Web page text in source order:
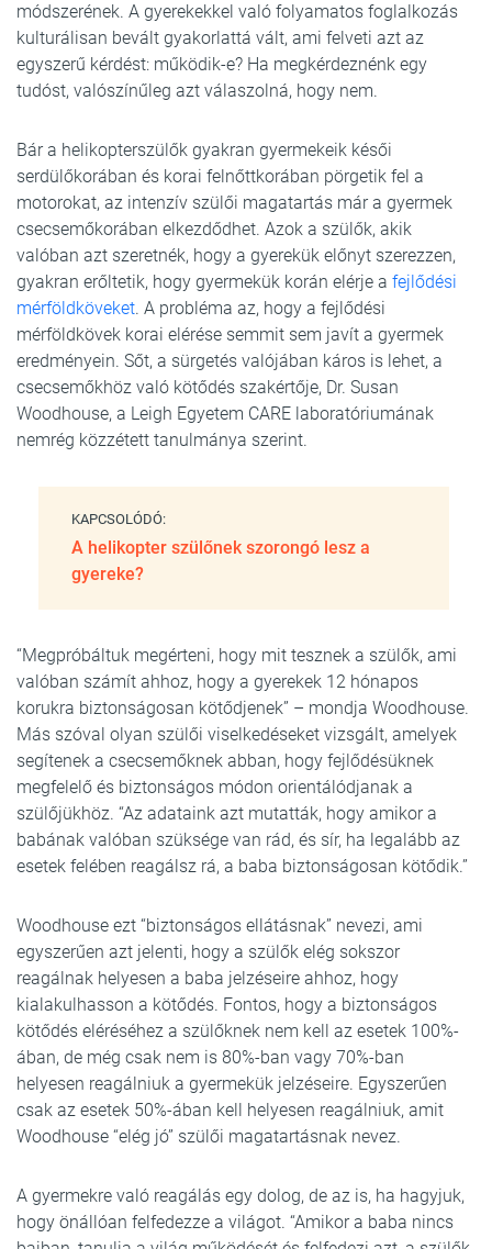
módszerének. A gyerekekkel való folyamatos foglalkozás
kulturálisan bevált gyakorlattá vált, ami felveti azt az
egyszerű kérdést: működik-e? Ha megkérdeznénk egy
tudóst, valószínűleg azt válaszolná, hogy nem.
Bár a helikopterszülők gyakran gyermekeik késői
serdülőkorában és korai felnőttkorában pörgetik fel a
motorokat, az intenzív szülői magatartás már a gyermek
csecsemőkorában elkezdődhet. Azok a szülők, akik
valóban azt szeretnék, hogy a gyerekük előnyt szerezzen,
gyakran erőltetik, hogy gyermekük korán elérje a fejlődési
mérföldköveket. A probléma az, hogy a fejlődési
mérföldkövek korai elérése semmit sem javít a gyermek
eredményein. Sőt, a sürgetés valójában káros is lehet, a
csecsemőkhöz való kötődés szakértője, Dr. Susan
Woodhouse, a Leigh Egyetem CARE laboratóriumának
nemrég közzétett tanulmánya szerint.
KAPCSOLÓDÓ:
A helikopter szülőnek szorongó lesz a
gyereke?
“Megpróbáltuk megérteni, hogy mit tesznek a szülők, ami
valóban számít ahhoz, hogy a gyerekek 12 hónapos
korukra biztonságosan kötődjenek” – mondja Woodhouse.
Más szóval olyan szülői viselkedéseket vizsgált, amelyek
segítenek a csecsemőknek abban, hogy fejlődésüknek
megfelelő és biztonságos módon orientálódjanak a
szülőjükhöz. “Az adataink azt mutatták, hogy amikor a
babának valóban szüksége van rád, és sír, ha legalább az
esetek felében reagálsz rá, a baba biztonságosan kötődik.”
Woodhouse ezt “biztonságos ellátásnak” nevezi, ami
egyszerűen azt jelenti, hogy a szülők elég sokszor
reagálnak helyesen a baba jelzéseire ahhoz, hogy
kialakulhasson a kötődés. Fontos, hogy a biztonságos
kötődés eléréséhez a szülőknek nem kell az esetek 100%-
ában, de még csak nem is 80%-ban vagy 70%-ban
helyesen reagálniuk a gyermekük jelzéseire. Egyszerűen
csak az esetek 50%-ában kell helyesen reagálniuk, amit
Woodhouse “elég jó” szülői magatartásnak nevez.
A gyermekre való reagálás egy dolog, de az is, ha hagyjuk,
hogy önállóan felfedezze a világot. “Amikor a baba nincs